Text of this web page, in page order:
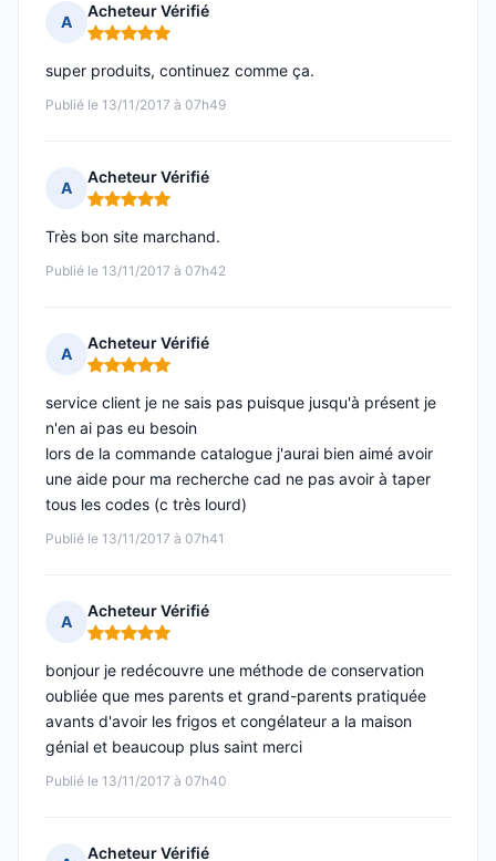
A
Acheteur Vérifié
Note : 5 sur 5
Publié le 13/11/2017 à 07h49
super produits, continuez comme ça.
A
Acheteur Vérifié
Note : 5 sur 5
Publié le 13/11/2017 à 07h42
Très bon site marchand.
A
Acheteur Vérifié
Note : 5 sur 5
Publié le 13/11/2017 à 07h41
service client je ne sais pas puisque jusqu'à présent je
n'en ai pas eu besoin
lors de la commande catalogue j'aurai bien aimé avoir
une aide pour ma recherche cad ne pas avoir à taper
tous les codes (c très lourd)
A
Acheteur Vérifié
Note : 5 sur 5
Publié le 13/11/2017 à 07h40
bonjour je redécouvre une méthode de conservation
oubliée que mes parents et grand-parents pratiquée
avants d'avoir les frigos et congélateur a la maison
génial et beaucoup plus saint merci
Acheteur Vérifié